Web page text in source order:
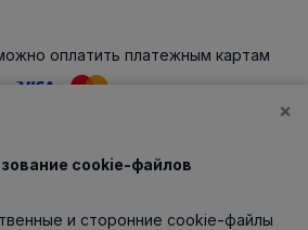
оплатить платежным картам
×
cookie-файлов
и сторонние cookie-файлы